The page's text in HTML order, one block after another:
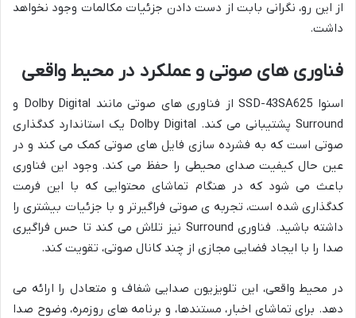
از این رو، نگرانی بابت از دست دادن جزئیات مکالمات وجود نخواهد
داشت.
فناوری های صوتی و عملکرد در محیط واقعی
اسنوا SSD-43SA625 از فناوری های صوتی مانند Dolby Digital و
Surround پشتیبانی می کند. Dolby Digital یک استاندارد کدگذاری
صوتی است که به فشرده سازی فایل های صوتی کمک می کند و در
عین حال کیفیت صدای محیطی را حفظ می کند. وجود این فناوری
باعث می شود که در هنگام تماشای محتوایی که با این فرمت
کدگذاری شده است، تجربه ی صوتی فراگیرتر و با جزئیات بیشتری را
داشته باشید. فناوری Surround نیز تلاش می کند تا حس فراگیری
صدا را با ایجاد فضایی مجازی از چند کانال صوتی، تقویت کند.
در محیط واقعی، این تلویزیون صدایی شفاف و متعادل را ارائه می
دهد. برای تماشای اخبار، مستندها، و برنامه های روزمره، وضوح صدا